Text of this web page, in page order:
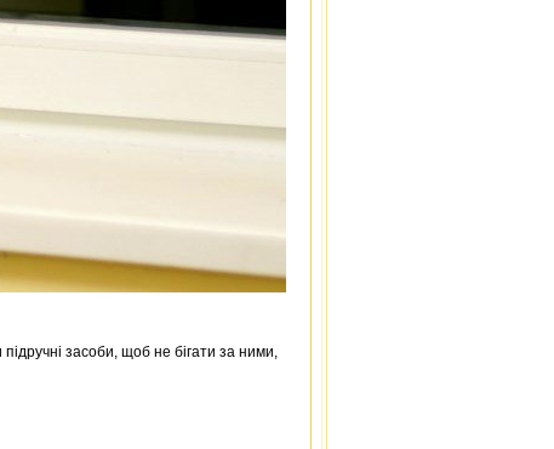
засоби, щоб не бігати за ними,